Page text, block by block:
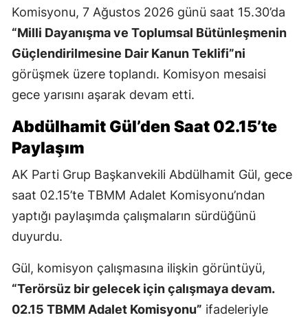
Komisyonu, 7 Ağustos 2026 günü saat 15.30’da
“Milli Dayanışma ve Toplumsal Bütünleşmenin
Güçlendirilmesine Dair Kanun Teklifi”ni
görüşmek üzere toplandı. Komisyon mesaisi
gece yarısını aşarak devam etti.
Abdülhamit Gül’den Saat 02.15’te
Paylaşım
AK Parti Grup Başkanvekili Abdülhamit Gül, gece
saat 02.15’te TBMM Adalet Komisyonu’ndan
yaptığı paylaşımda çalışmaların sürdüğünü
duyurdu.
Gül, komisyon çalışmasına ilişkin görüntüyü,
“Terörsüz bir gelecek için çalışmaya devam.
02.15 TBMM Adalet Komisyonu” ifadeleriyle